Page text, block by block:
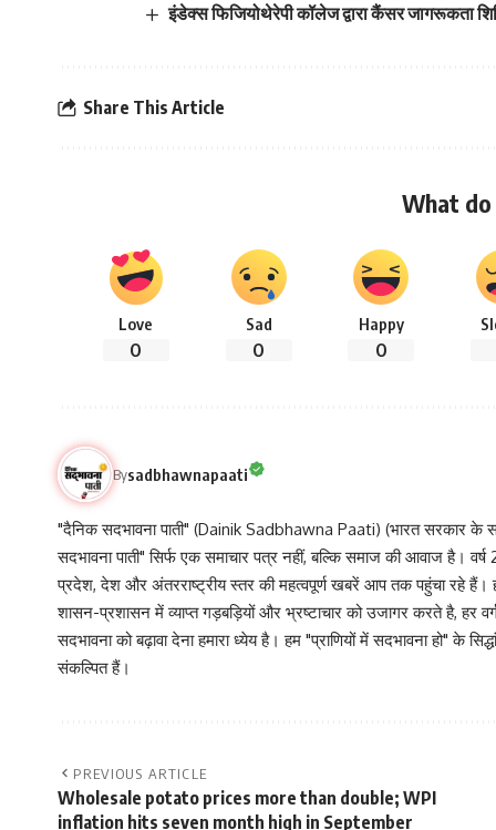
इंडेक्स फिजियोथेरेपी कॉलेज द्वारा कैंसर जागरूकता
Share This Article
What
Love
0
Sad
0
Happy
0
Bysadbhawnapaati
"दैनिक सदभावना पाती" (Dainik Sadbhawna Paati) (भारत सरकार
सदभावना पाती" सिर्फ एक समाचार पत्र नहीं, बल्कि समाज की आवाज है। वर्ष
प्रदेश, देश और अंतरराष्ट्रीय स्तर की महत्वपूर्ण खबरें आप तक पहुंचा रहे हैं।
शासन-प्रशासन में व्याप्त गड़बड़ियों और भ्रष्टाचार को उजागर करते है,
सदभावना को बढ़ावा देना हमारा ध्येय है। हम "प्राणियों में सदभावना हो"
संकल्पित हैं।
PREVIOUS ARTICLE
Wholesale potato prices more than double; WPI
inflation hits seven month high in September